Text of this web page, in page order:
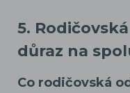
5.
důraz na
Co rodičovská